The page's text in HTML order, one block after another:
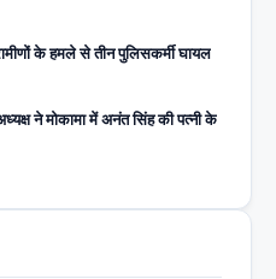
के हमले से तीन पुलिसकर्मी घायल
ने मोकामा में अनंत सिंह की पत्नी के